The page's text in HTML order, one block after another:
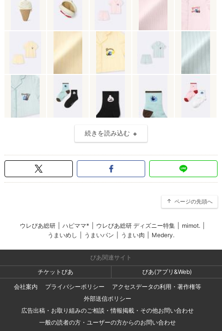
続きを読み込む
ページの先頭へ
ウレぴあ総研 ハピママ* ウレぴあ総研 ディズニー特集 mimot.
うまいめし
うまいパン うまい肉 Medery.
ぴあ関連サイト
チケットぴあ
ぴあ(アプリ&Web)
会社案内
プライバシーポリシー
アクセスデータの利用・著作権等
外部送信ポリシー
広告出稿・お取り組みのご相談・情報掲載・その他お問い合わせ
一般の読者の方・ユーザーの方からのお問い合わせ